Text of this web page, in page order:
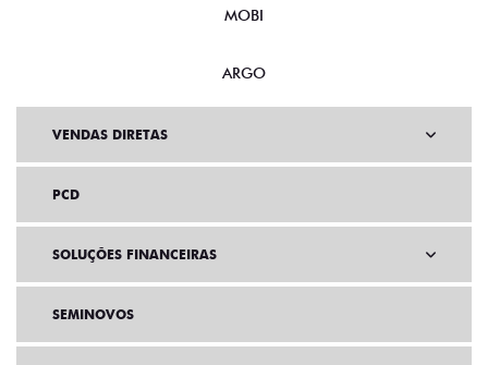
MOBI
ARGO
VENDAS DIRETAS
PCD
SOLUÇÕES FINANCEIRAS
SEMINOVOS